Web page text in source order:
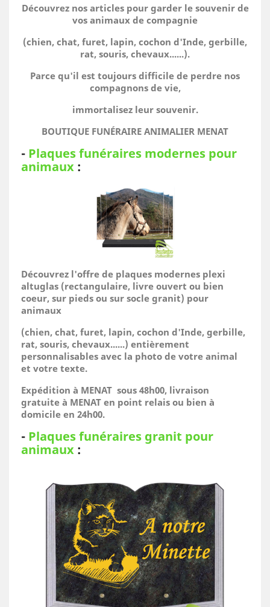
Découvrez nos articles pour garder le souvenir de
vos animaux de compagnie
(chien, chat, furet, lapin, cochon d'Inde, gerbille,
rat, souris, chevaux......).
Parce qu'il est toujours difficile de perdre nos
compagnons de vie,
immortalisez leur souvenir.
BOUTIQUE FUNÉRAIRE ANIMALIER MENAT
- Plaques funéraires modernes pour
animaux :
Découvrez l'offre de plaques modernes plexi
altuglas (rectangulaire, livre ouvert ou bien
coeur, sur pieds ou sur socle granit) pour
animaux
(chien, chat, furet, lapin, cochon d'Inde, gerbille,
rat, souris, chevaux......) entièrement
personnalisables avec la photo de votre animal
et votre texte.
Expédition à MENAT sous 48h00, livraison
gratuite à MENAT en point relais ou bien à
domicile en 24h00.
- Plaques funéraires granit pour
animaux :